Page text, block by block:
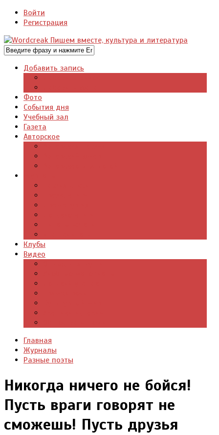
Войти
Регистрация
Добавить запись
Фото
События дня
Учебный зал
Газета
Авторское
Клубы
Видео
Главная
Журналы
Разные поэты
Никогда ничего не бойся!
Пусть враги говорят не
сможешь! Пусть друзья